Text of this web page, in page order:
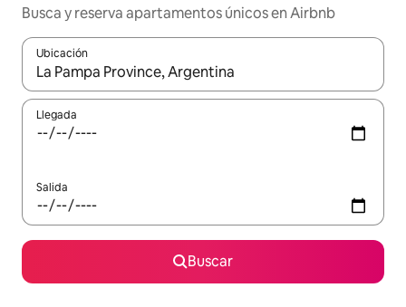
Busca y reserva apartamentos únicos en Airbnb
Ubicación
Cuando los resultados estén disponibles, navega con las
Llegada
Salida
Buscar